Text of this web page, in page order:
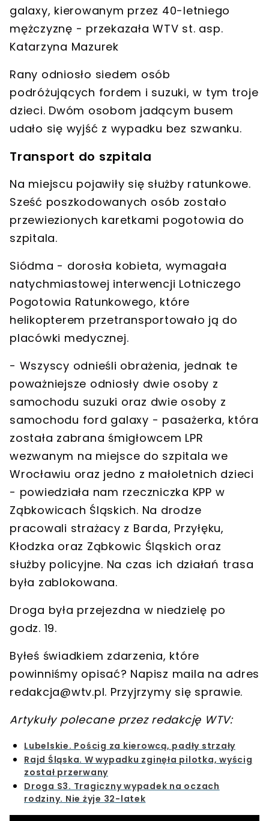
galaxy, kierowanym przez 40-letniego
mężczyznę - przekazała WTV st. asp.
Katarzyna Mazurek
Rany odniosło siedem osób
podróżujących fordem i suzuki, w tym troje
dzieci. Dwóm osobom jadącym busem
udało się wyjść z wypadku bez szwanku.
Transport do szpitala
Na miejscu pojawiły się służby ratunkowe.
Sześć poszkodowanych osób zostało
przewiezionych karetkami pogotowia do
szpitala.
Siódma - dorosła kobieta, wymagała
natychmiastowej interwencji Lotniczego
Pogotowia Ratunkowego, które
helikopterem przetransportowało ją do
placówki medycznej.
- Wszyscy odnieśli obrażenia, jednak te
poważniejsze odniosły dwie osoby z
samochodu suzuki oraz dwie osoby z
samochodu ford galaxy - pasażerka, która
została zabrana śmigłowcem LPR
wezwanym na miejsce do szpitala we
Wrocławiu oraz jedno z małoletnich dzieci
- powiedziała nam rzeczniczka KPP w
Ząbkowicach Śląskich. Na drodze
pracowali strażacy z Barda, Przyłęku,
Kłodzka oraz Ząbkowic Śląskich oraz
służby policyjne. Na czas ich działań trasa
była zablokowana.
Droga była przejezdna w niedzielę po
godz. 19.
Byłeś świadkiem zdarzenia, które
powinniśmy opisać? Napisz maila na adres
redakcja@wtv.pl. Przyjrzymy się sprawie.
Artykuły polecane przez redakcję WTV:
Lubelskie. Pościg za kierowcą, padły strzały
Rajd Śląska. W wypadku zginęła pilotka, wyścig
został przerwany
Droga S3. Tragiczny wypadek na oczach
rodziny. Nie żyje 32-latek